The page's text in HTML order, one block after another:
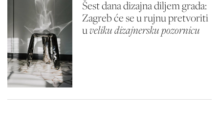
Šest dana dizajna diljem grada:
Zagreb će se u rujnu pretvoriti
uveliku dizajnersku pozornicu